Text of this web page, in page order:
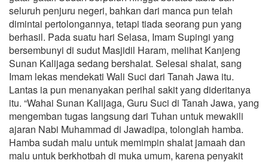
seluruh penjuru negeri, bahkan dari manca pun telah
dimintai pertolongannya, tetapi tiada seorang pun yang
berhasil. Pada suatu hari Selasa, Imam Supingi yang
bersembunyi di sudut Masjidil Haram, melihat Kanjeng
Sunan Kalijaga sedang bershalat. Selesai shalat, sang
Imam lekas mendekati Wali Suci dari Tanah Jawa itu.
Lantas ia pun menanyakan perihal sakit yang dideritanya
itu. “Wahai Sunan Kalijaga, Guru Suci di Tanah Jawa, yang
mengemban tugas Iangsung dari Tuhan untuk mewakili
ajaran Nabi Muhammad di Jawadipa, tolonglah hamba.
Hamba sudah malu untuk memimpin shalat jamaah dan
malu untuk berkhotbah di muka umum, karena penyakit